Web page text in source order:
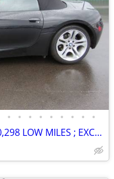
• • • • • • • • •
2003 BMW Z4 3.0i ROADSTER; 50,298 LOW MILES ; EXCELENT CONDITION ! OBO